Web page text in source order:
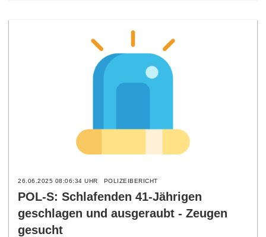
26.06.2025 08:06:34 UHR POLIZEIBERICHT
POL-S: Schlafenden 41-Jährigen
geschlagen und ausgeraubt - Zeugen
gesucht